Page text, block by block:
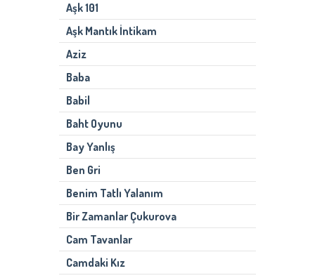
Aşk 101
Aşk Mantık İntikam
Aziz
Baba
Babil
Baht Oyunu
Bay Yanlış
Ben Gri
Benim Tatlı Yalanım
Bir Zamanlar Çukurova
Cam Tavanlar
Camdaki Kız